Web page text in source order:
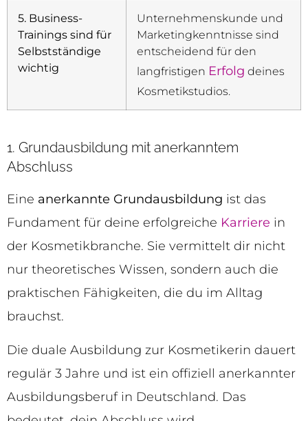
5. Business-
Trainings sind für
Selbstständige
wichtig
Unternehmenskunde und
Marketingkenntnisse sind
entscheidend für den
langfristigen Erfolg deines
Kosmetikstudios.
1. Grundausbildung mit anerkanntem
Abschluss
Eine anerkannte Grundausbildung ist das
Fundament für deine erfolgreiche Karriere in
der Kosmetikbranche. Sie vermittelt dir nicht
nur theoretisches Wissen, sondern auch die
praktischen Fähigkeiten, die du im Alltag
brauchst.
Die duale Ausbildung zur Kosmetikerin dauert
regulär 3 Jahre und ist ein offiziell anerkannter
Ausbildungsberuf in Deutschland. Das